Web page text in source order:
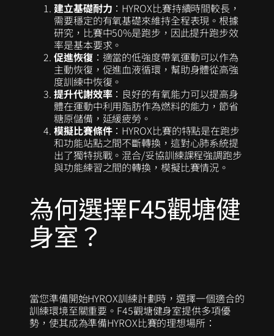
建立基礎耐力 ：HYROX比賽持續時間較長，
需要穩定的有氧基礎來維持全程表現。根據
研究，比賽中50%是跑步，因此提升跑步效
率是基本要求。
促進恢復：適當的低強度帶氧運動可以作為
主動恢復，促進血液循環，幫助身體從高強
度訓練中恢復。
提升代謝效率：良好的有氧能力可以提高身
體在運動中利用脂肪作為燃料的能力，節省
糖原儲備，延緩疲勞。
模擬比賽條件：HYROX比賽的特點是在跑步
和功能站點之間不斷轉換，這對心肺系統提
出了獨特挑戰。混合/妥協訓練課程強調跑步
與功能練習之間的轉換，模擬比賽情況。
為何選擇F45觀塘健
身室？
當您準備開始HYROX訓練計劃時，選擇一個適合的
訓練環境至關重要。F45觀塘健身室提供多項優
勢，使其成為準備HYROX比賽的理想場所：